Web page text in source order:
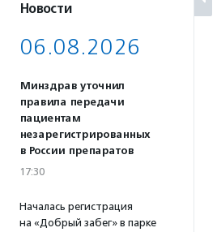
Новости
06.08.2026
Минздрав уточнил
правила передачи
пациентам
незарегистрированных
в России препаратов
17:30
Началась регистрация
на «Добрый забег» в парке